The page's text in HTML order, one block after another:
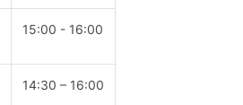
15:00 - 16:00
14:30 – 16:00